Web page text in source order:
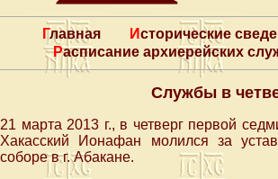
Главная Исторические
Расписание архиерейских
Службы в
21 марта 2013 г., в четверг первой
Хакасский Ионафан молился за
соборе в г. Абакане.